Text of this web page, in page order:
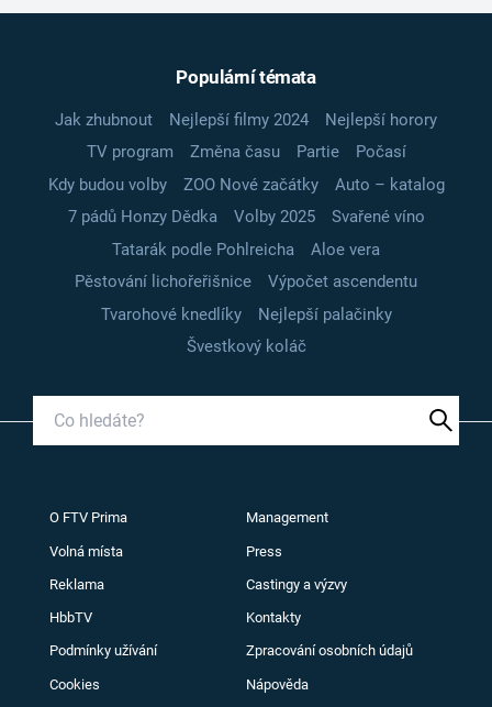
Populární témata
Jak zhubnout Nejlepší filmy 2024
Nejlepší horory
TV program
Změna času Partie
Počasí
Kdy budou volby
ZOO Nové začátky
Auto – katalog
7 pádů Honzy Dědka
Volby 2025
Svařené víno
Tatarák podle Pohlreicha
Aloe vera
Pěstování lichořeřišnice
Výpočet ascendentu
Tvarohové knedlíky
Nejlepší palačinky
Švestkový koláč
O FTV Prima Management
Volná místa Press
Reklama Castingy a výzvy
HbbTV Kontakty
Podmínky užívání Zpracování osobních údajů
Cookies Nápověda